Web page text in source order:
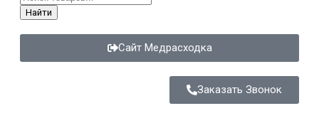
Найти
Сайт Медрасходка
Заказать Звонок